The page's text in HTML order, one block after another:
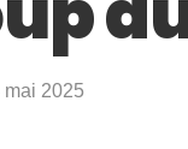
mai 2025